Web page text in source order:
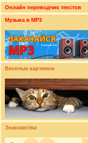
Онлайн переводчик текстов
Музыка в MP3
Веселые картинки
Знакомства